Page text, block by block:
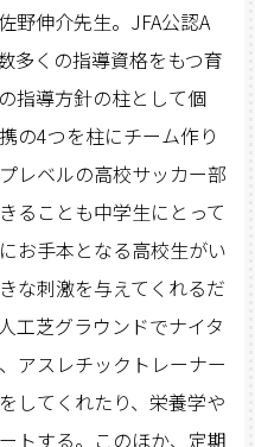
野伸介先生。JFA公認A
多くの指導資格をもつ育
指導方針の柱として個
の4つを柱にチーム作り
レベルの高校サッカー部
ることも中学生にとって
お手本となる高校生がい
な刺激を与えてくれるだ
工芝グラウンドでナイタ
アスレチックトレーナー
してくれたり、栄養学や
トする。このほか、定期